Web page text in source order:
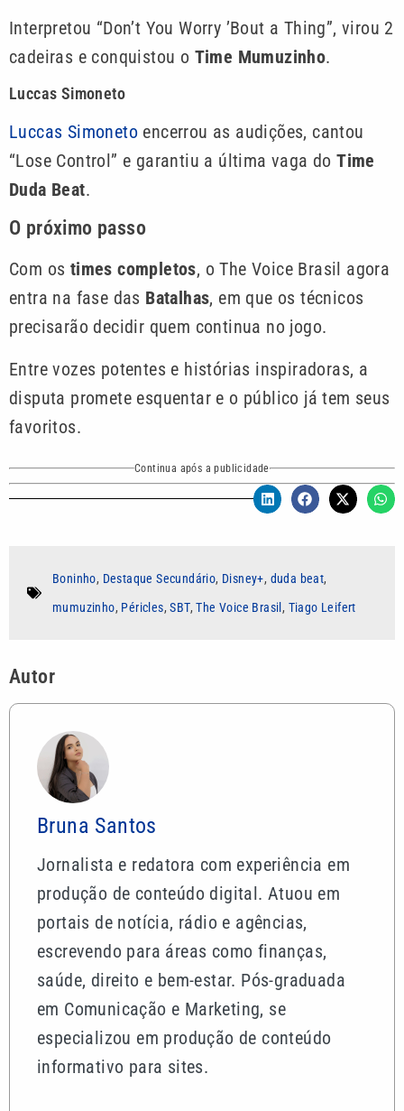
Interpretou “Don’t You Worry ’Bout a Thing”, virou 2
cadeiras e conquistou o Time Mumuzinho.
Luccas Simoneto
Luccas Simoneto encerrou as audições, cantou
“Lose Control” e garantiu a última vaga doTime
Duda Beat.
O próximo passo
Com os times completos, o The Voice Brasil agora
entra na fase das Batalhas, em que os técnicos
precisarão decidir quem continua no jogo.
Entre vozes potentes e histórias inspiradoras, a
disputa promete esquentar e o público já tem seus
favoritos.
Continua após a publicidade
Boninho, Destaque Secundário, Disney+, duda beat,
mumuzinho, Péricles,SBT,The Voice Brasil , Tiago Leifert
Autor
Bruna Santos
Jornalista e redatora com experiência em
produção de conteúdo digital. Atuou em
portais de notícia, rádio e agências,
escrevendo para áreas como finanças,
saúde, direito e bem-estar. Pós-graduada
em Comunicação e Marketing, se
especializou em produção de conteúdo
informativo para sites.